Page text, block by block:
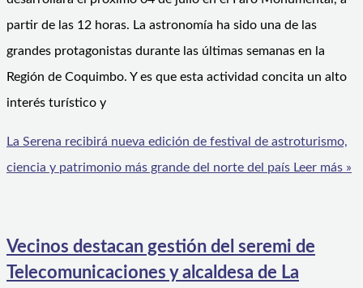
partir de las 12 horas. La astronomía ha sido una de las
grandes protagonistas durante las últimas semanas en la
Región de Coquimbo. Y es que esta actividad concita un alto
interés turístico y
La Serena recibirá nueva edición de festival de astroturismo,
ciencia y patrimonio más grande del norte del país Leer más »
Vecinos destacan gestión del seremi de
Telecomunicaciones y alcaldesa de La